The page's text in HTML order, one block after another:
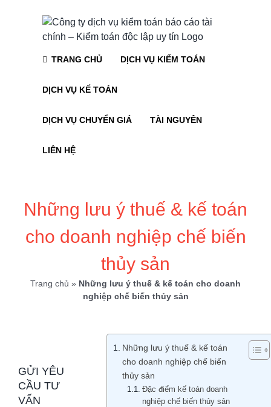
TRANG CHỦ DỊCH VỤ KIỂM TOÁN
DỊCH VỤ KẾ TOÁN
DỊCH VỤ CHUYỂN GIÁ TÀI NGUYÊN
LIÊN HỆ
Những lưu ý thuế & kế toán
cho doanh nghiệp chế biến
thủy sản
Trang chủ » Những lưu ý thuế & kế toán cho doanh
nghiệp chế biến thủy sản
Những lưu ý thuế & kế toán
cho doanh nghiệp chế biến
thủy sản
Đặc điểm kế toán doanh
nghiệp chế biến thủy sản
GỬI YÊU
CẦU TƯ
VẤN